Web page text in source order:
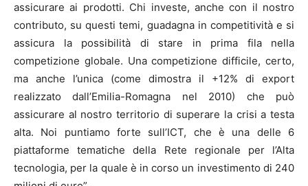
assicurare ai prodotti. Chi investe, anche con il nostro
contributo, su questi temi, guadagna in competitività e si
assicura la possibilità di stare in prima fila nella
competizione globale. Una competizione difficile, certo,
ma anche l’unica (come dimostra il +12% di export
realizzato dall’Emilia-Romagna nel 2010) che può
assicurare al nostro territorio di superare la crisi a testa
alta. Noi puntiamo forte sull’ICT, che è una delle 6
piattaforme tematiche della Rete regionale per l’Alta
tecnologia, per la quale è in corso un investimento di 240